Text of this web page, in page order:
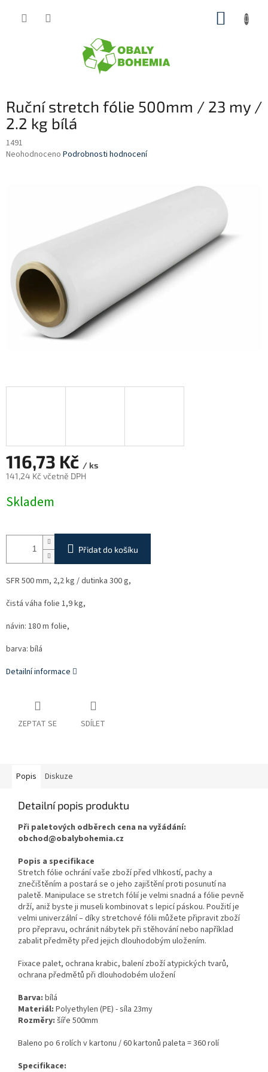
Ruční stretch fólie 500mm / 23 my /
2.2 kg bílá
1491
Průměrné
Neohodnoceno Podrobnosti hodnocení
116,73 Kč / ks
141,24 Kč včetně DPH
cena:
Skladem
Přidat do košíku
SFR 500 mm, 2,2 kg / dutinka 300 g,
čistá váha folie 1,9 kg,
návin: 180 m folie,
barva: bílá
Detailní informace
ZEPTAT SE SDÍLET
Popis Diskuze
Detailní popis produktu
Při paletových odběrech cena na vyžádání:
obchod@obalybohemia.cz
Popis a specifikace
Stretch fólie ochrání vaše zboží před vlhkostí, pachy a
znečištěním a postará se o jeho zajištění proti posunutí na
paletě. Manipulace se stretch fólií je velmi snadná a fólie pevně
drží, aniž byste ji museli kombinovat s lepicí páskou. Použití je
velmi univerzální – díky stretchové fólii můžete připravit zboží
pro přepravu, ochránit nábytek při stěhování nebo například
zabalit předměty před jejich dlouhodobým uložením.
Fixace palet, ochrana krabic, balení zboží atypických tvarů,
ochrana předmětů při dlouhodobém uložení
Barva: bílá
Materiál: Polyethylen (PE) - síla 23my
Rozměry: šíře 500mm
Baleno po 6 rolích v kartonu / 60 kartonů paleta = 360 rolí
Specifikace: